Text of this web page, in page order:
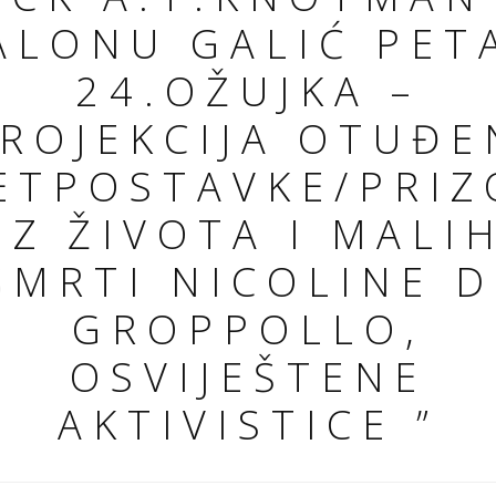
GALIĆ
24.OŽUJKA –
ŽIVOTA I MALIH
NICOLINE
GROPPOLLO,
OSVIJEŠTENE
AKTIVISTICE ”